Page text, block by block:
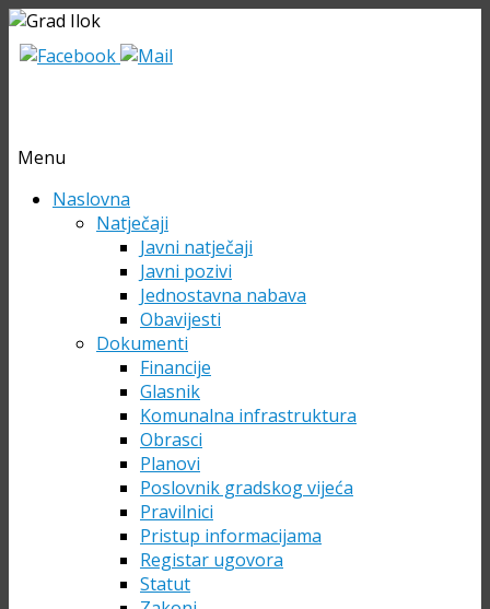
Menu
Skip Naslovna
Natječaji
Javni natječaji
Javni pozivi
Jednostavna nabava
Obavijesti
Dokumenti
Financije
Glasnik
Komunalna infrastruktura
Obrasci
Planovi
Poslovnik gradskog vijeća
Pravilnici
Pristup informacijama
Registar ugovora
Statut